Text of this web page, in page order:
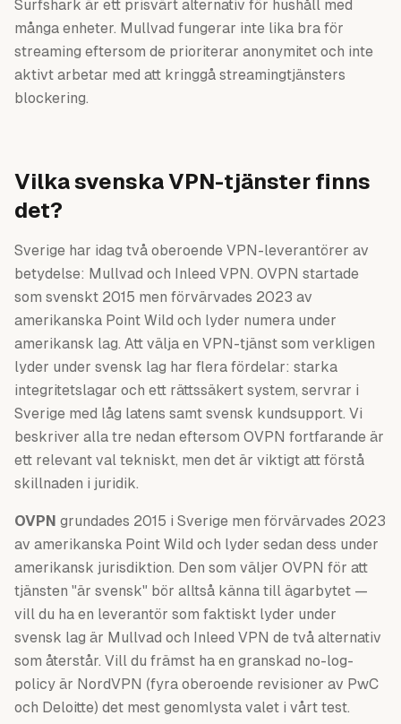
Surfshark är ett prisvärt alternativ för hushåll med
många enheter. Mullvad fungerar inte lika bra för
streaming eftersom de prioriterar anonymitet och inte
aktivt arbetar med att kringgå streamingtjänsters
blockering.
Vilka svenska VPN-tjänster finns
det?
Sverige har idag två oberoende VPN-leverantörer av
betydelse: Mullvad och Inleed VPN. OVPN startade
som svenskt 2015 men förvärvades 2023 av
amerikanska Point Wild och lyder numera under
amerikansk lag. Att välja en VPN-tjänst som verkligen
lyder under svensk lag har flera fördelar: starka
integritetslagar och ett rättssäkert system, servrar i
Sverige med låg latens samt svensk kundsupport. Vi
beskriver alla tre nedan eftersom OVPN fortfarande är
ett relevant val tekniskt, men det är viktigt att förstå
skillnaden i juridik.
OVPN grundades 2015 i Sverige men förvärvades 2023
av amerikanska Point Wild och lyder sedan dess under
amerikansk jurisdiktion. Den som väljer OVPN för att
tjänsten "är svensk" bör alltså känna till ägarbytet —
vill du ha en leverantör som faktiskt lyder under
svensk lag är Mullvad och Inleed VPN de två alternativ
som återstår. Vill du främst ha en granskad no-log-
policy är NordVPN (fyra oberoende revisioner av PwC
och Deloitte) det mest genomlysta valet i vårt test.